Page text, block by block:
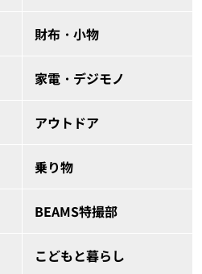
財布・小物
家電・デジモノ
アウトドア
乗り物
BEAMS特撮部
こどもと暮らし